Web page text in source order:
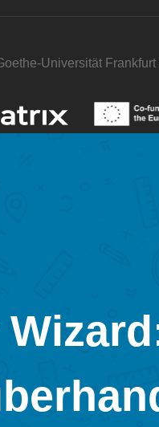
Universität Frankfurt